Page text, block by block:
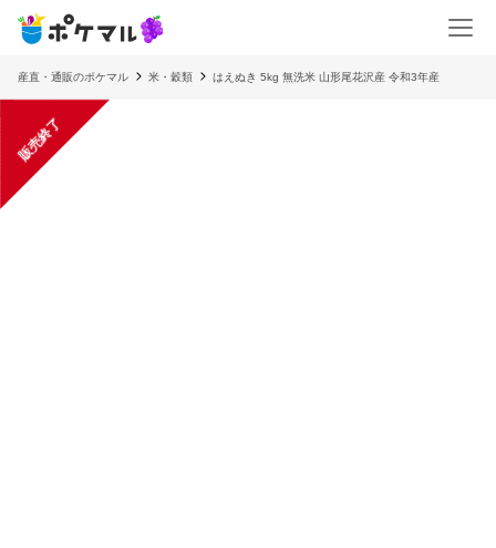
産直・通販のポケマル 米・穀類 はえぬき 5kg 無洗米 山形尾花沢産 令和3年産
販売終了